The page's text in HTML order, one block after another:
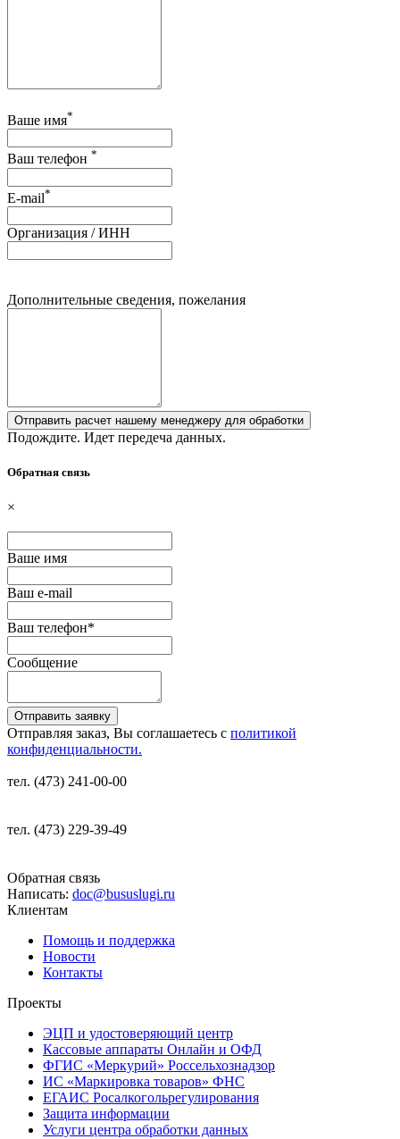
Ваше имя*
Ваш телефон *
E-mail*
Организация / ИНН
Дополнительные сведения, пожелания
Подождите. Идет передеча данных.
Обратная связь
×
Ваше имя
Ваш e-mail
Ваш телефон*
Сообщение
Отправить заявку
Отправляя заказ, Вы соглашаетесь с политикой
конфиденциальности.
тел. (473) 241-00-00
тел. (473) 229-39-49
Обратная связь
Написать: doc@bususlugi.ru
Клиентам
Помощь и поддержка
Новости
Контакты
Проекты
ЭЦП и удостоверяющий центр
Кассовые аппараты Онлайн и ОФД
ФГИС «Меркурий» Россельхознадзор
ИС «Маркировка товаров» ФНС
ЕГАИС Росалкогольрегулирования
Защита информации
Услуги центра обработки данных